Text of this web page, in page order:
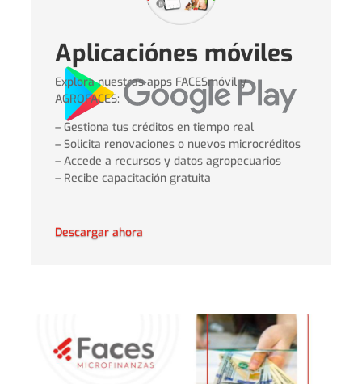
Aplicaciónes móviles
Explora nuestras apps FACESmóvil y
AGROFACES:
– Gestiona tus créditos en tiempo real
– Solicita renovaciones o nuevos microcréditos
– Accede a recursos y datos agropecuarios
– Recibe capacitación gratuita
Descargar ahora